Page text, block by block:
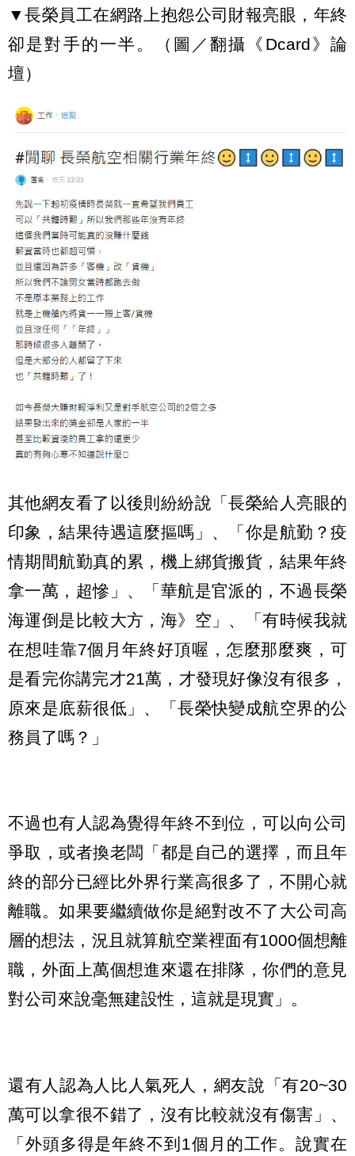
▼長榮員工在網路上抱怨公司財報亮眼，年終
卻是對手的一半。（圖／翻攝《Dcard》論
壇）
其他網友看了以後則紛紛說「長榮給人亮眼的
印象，結果待遇這麼摳嗎」、「你是航勤？疫
情期間航勤真的累，機上綁貨搬貨，結果年終
拿一萬，超慘」、「華航是官派的，不過長榮
海運倒是比較大方，海》空」、「有時候我就
在想哇靠7個月年終好頂喔，怎麼那麼爽，可
是看完你講完才21萬，才發現好像沒有很多，
原來是底薪很低」、「長榮快變成航空界的公
務員了嗎？」
不過也有人認為覺得年終不到位，可以向公司
爭取，或者換老闆「都是自己的選擇，而且年
終的部分已經比外界行業高很多了，不開心就
離職。如果要繼續做你是絕對改不了大公司高
層的想法，況且就算航空業裡面有1000個想離
職，外面上萬個想進來還在排隊，你們的意見
對公司來說毫無建設性，這就是現實」。
還有人認為人比人氣死人，網友說「有20~30
萬可以拿很不錯了，沒有比較就沒有傷害」、
「外頭多得是年終不到1個月的工作。說實在